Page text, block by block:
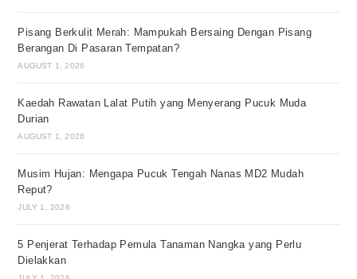
Pisang Berkulit Merah: Mampukah Bersaing Dengan Pisang
Berangan Di Pasaran Tempatan?
AUGUST 1, 2026
Kaedah Rawatan Lalat Putih yang Menyerang Pucuk Muda
Durian
AUGUST 1, 2026
Musim Hujan: Mengapa Pucuk Tengah Nanas MD2 Mudah
Reput?
JULY 1, 2026
5 Penjerat Terhadap Pemula Tanaman Nangka yang Perlu
Dielakkan